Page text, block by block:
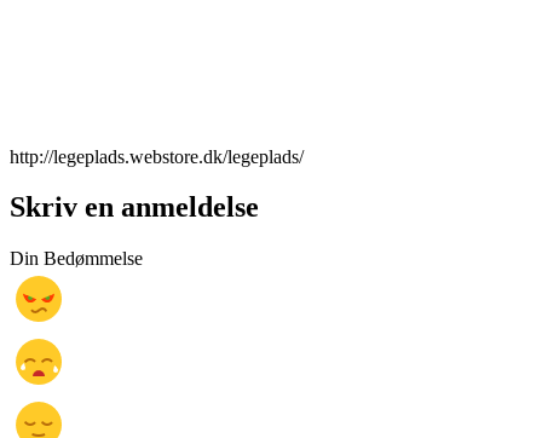
http://legeplads.webstore.dk/legeplads/
Skriv en anmeldelse
Din Bedømmelse